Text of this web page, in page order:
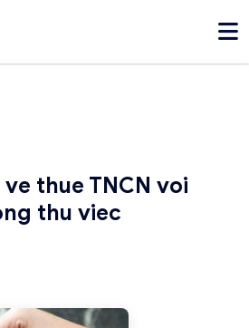
thue TNCN voi
thu viec